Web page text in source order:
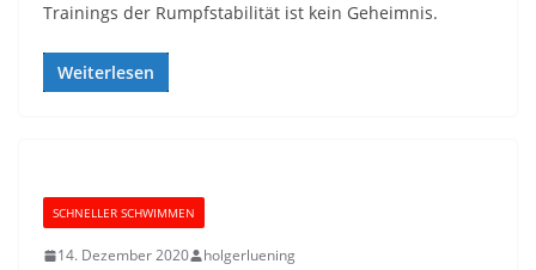
Trainings der Rumpfstabilität ist kein Geheimnis.
Weiterlesen
SCHNELLER SCHWIMMEN
14. Dezember 2020 holgerluening